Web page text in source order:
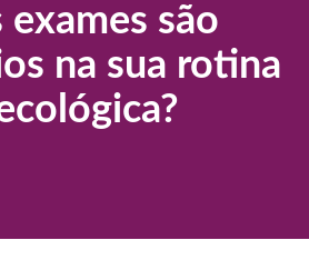
exames são
na sua rotina